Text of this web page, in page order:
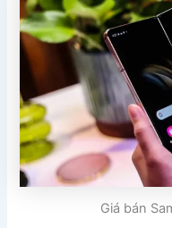
Giá bán